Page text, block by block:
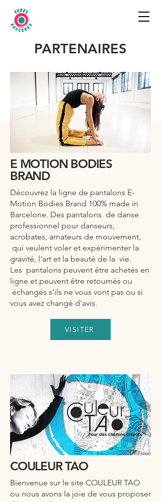
PARTENAIRES
E MOTION BODIES
BRAND
Découvrez la ligne de pantalons E-
Motion Bodies Brand 100% made in
Barcelone. Des pantalons de danse
professionnel pour danseurs,
acrobates, amateurs de mouvement,
qui veulent voler et expérimenter la
gravité, l'art et la beauté de la vie.
Les pantalons peuvent être achetés en
ligne et peuvent être retournés ou
échangés s'ils ne vous vont pas ou si
vous avez changé d'avis.
VISITER
COULEUR TAO
Bienvenue sur le site COULEUR TAO
ou nous avons la joie de vous proposer